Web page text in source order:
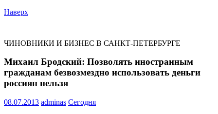
Наверх
ЧИНОВНИКИ И БИЗНЕС В САНКТ-ПЕТЕРБУРГЕ
Михаил Бродский: Позволять иностранным
гражданам безвозмездно использовать деньги
россиян нельзя
08.07.2013 adminas Сегодня